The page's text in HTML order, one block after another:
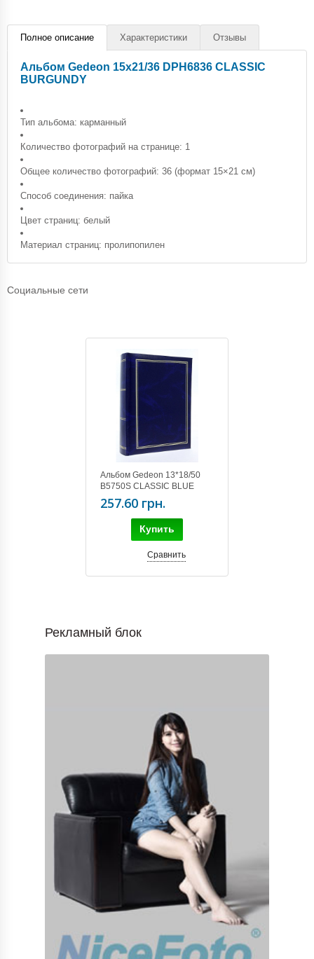
Полное описание Характеристики Отзывы
Альбом Gedeon 15х21/36 DPH6836 CLASSIC
BURGUNDY
Тип альбома: карманный
Количество фотографий на странице: 1
Общее количество фотографий: 36 (формат 15×21 см)
Способ соединения: пайка
Цвет страниц: белый
Материал страниц: пролипопилен
Социальные сети
Альбом Gedeon 13*18/50
B5750S CLASSIC BLUE
257.60 грн.
Купить
Сравнить
Рекламный блок